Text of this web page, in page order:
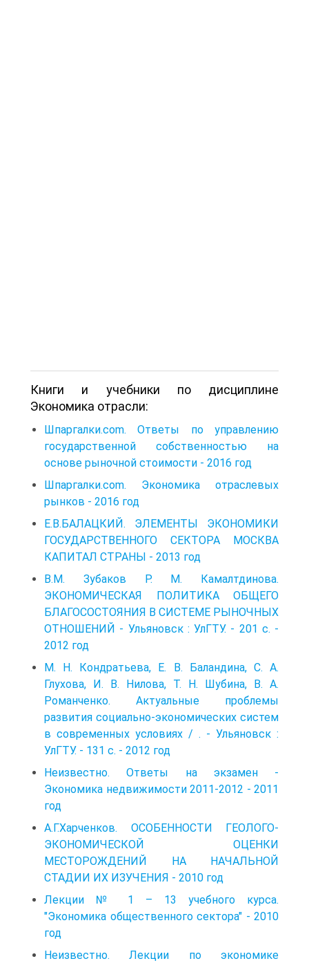
Книги и учебники по дисциплине
Экономика отрасли:
Шпаргалки.com. Ответы по управлению
государственной собственностью на
основе рыночной стоимости - 2016 год
Шпаргалки.com. Экономика отраслевых
рынков - 2016 год
Е.В.БАЛАЦКИЙ. ЭЛЕМЕНТЫ ЭКОНОМИКИ
ГОСУДАРСТВЕННОГО СЕКТОРА МОСКВА
КАПИТАЛ СТРАНЫ - 2013 год
В.М. Зубаков Р. М. Камалтдинова.
ЭКОНОМИЧЕСКАЯ ПОЛИТИКА ОБЩЕГО
БЛАГОСОСТОЯНИЯ В СИСТЕМЕ РЫНОЧНЫХ
ОТНОШЕНИЙ - Ульяновск : УлГТУ. - 201 с. -
2012 год
М. Н. Кондратьева, Е. В. Баландина, С. А.
Глухова, И. В. Нилова, Т. Н. Шубина, В. А.
Романченко. Актуальные проблемы
развития социально-экономических систем
в современных условиях / . - Ульяновск :
УлГТУ. - 131 с. - 2012 год
Неизвестно. Ответы на экзамен -
Экономика недвижимости 2011-2012 - 2011
год
А.Г.Харченков. ОСОБЕННОСТИ ГЕОЛОГО-
ЭКОНОМИЧЕСКОЙ ОЦЕНКИ
МЕСТОРОЖДЕНИЙ НА НАЧАЛЬНОЙ
СТАДИИ ИХ ИЗУЧЕНИЯ - 2010 год
Лекции № 1 – 13 учебного курса.
"Экономика общественного сектора" - 2010
год
Неизвестно. Лекции по экономике